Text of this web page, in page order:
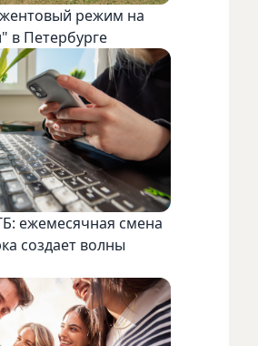
режим на
в Петербурге
ежемесячная смена
создает волны